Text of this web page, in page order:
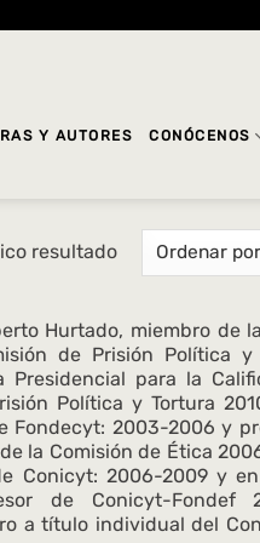
Y AUTORES CONÓCENOS
resultado
Hurtado, miembro de
de Prisión Política
Presidencial para la
Política y Tortura
Fondecyt: 2003-2006 y
la Comisión de Ética
Conicyt: 2006-2009 y
de Conicyt-Fondef
a título individual del